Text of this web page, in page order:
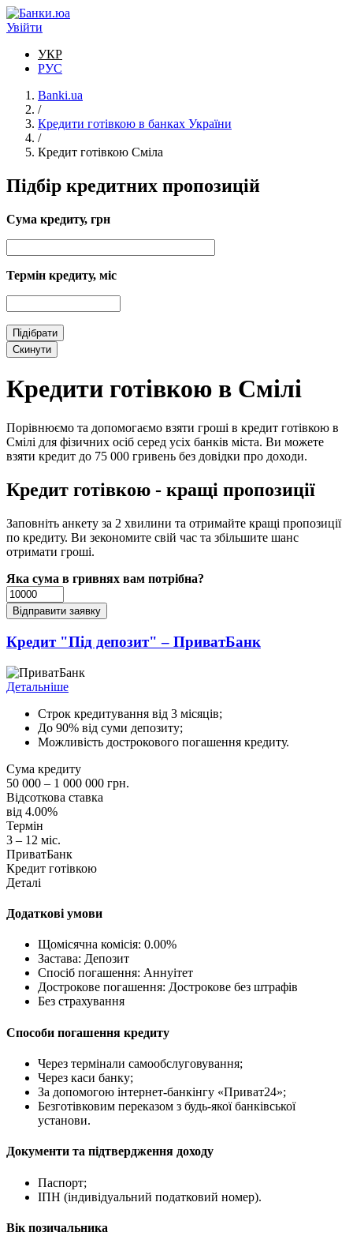
Перейти до основного вмісту
Увійти
УКР
РУС
Banki.ua
/
Кредити готівкою в банках України
/
Кредит готівкою Сміла
Підбір кредитних пропозицій
Сума кредиту, грн
Термін кредиту, міс
Кредити готівкою в Смілі
Порівнюємо та допомогаємо взяти гроші в кредит готівкою в
Смілі для фізичних осіб серед усіх банків міста. Ви можете
взяти кредит до 75 000 гривень без довідки про доходи.
Кредит готівкою - кращі пропозиції
Заповніть анкету за 2 хвилини та отримайте кращі пропозиції
по кредиту. Ви зекономите свій час та збільшите шанс
отримати гроші.
Яка сума в гривнях вам потрібна?
Кредит "Під депозит" – ПриватБанк
Детальніше
Строк кредитування від 3 місяців;
До 90% від суми депозиту;
Можливість дострокового погашення кредиту.
Сума кредиту
50 000 – 1 000 000 грн.
Відсоткова ставка
від 4.00%
Термін
3 – 12 міс.
ПриватБанк
Кредит готівкою
Деталі
Додаткові умови
Щомісячна комісія: 0.00%
Застава: Депозит
Спосіб погашення: Aннуітет
Дострокове погашення: Дострокове без штрафів
Без страхування
Способи погашення кредиту
Через термінали самообслуговування;
Через каси банку;
За допомогою інтернет-банкінгу «Приват24»;
Безготівковим переказом з будь-якої банківської
установи.
Документи та підтвердження доходу
Паспорт;
ІПН (індивідуальний податковий номер).
Вік позичальника